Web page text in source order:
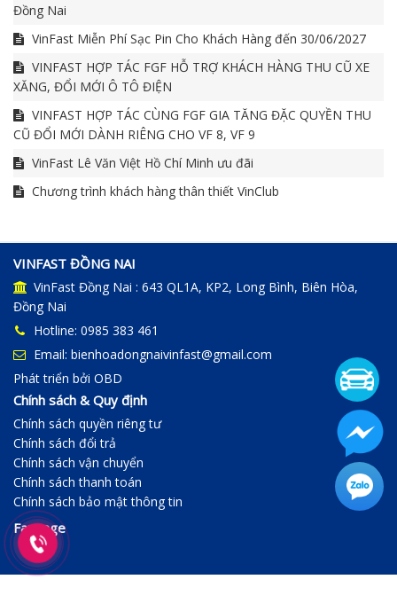
Đồng Nai
VinFast Miễn Phí Sạc Pin Cho Khách Hàng đến 30/06/2027
VINFAST HỢP TÁC FGF HỖ TRỢ KHÁCH HÀNG THU CŨ XE
XĂNG, ĐỔI MỚI Ô TÔ ĐIỆN
VINFAST HỢP TÁC CÙNG FGF GIA TĂNG ĐẶC QUYỀN THU
CŨ ĐỔI MỚI DÀNH RIÊNG CHO VF 8, VF 9
VinFast Lê Văn Việt Hồ Chí Minh ưu đãi
Chương trình khách hàng thân thiết VinClub
VINFAST ĐỒNG NAI
VinFast Đồng Nai : 643 QL1A, KP2, Long Bình, Biên Hòa,
Đồng Nai
Hotline: 0985 383 461
Email: bienhoadongnaivinfast@gmail.com
Phát triển bởi OBD
Chính sách & Quy định
Chính sách quyền riêng tư
Chính sách đổi trả
Chính sách vận chuyển
Chính sách thanh toán
Chính sách bảo mật thông tin
Fanpage